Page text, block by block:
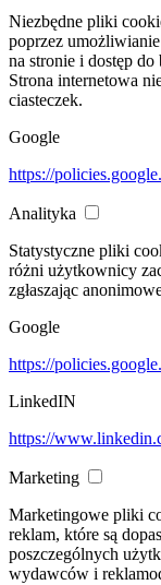
Niezbędne pliki
poprzez
na stronie i dostęp
Strona internetowa
ciasteczek.
Google
https://
Analityka
Statystyczne pliki
różni użytkownicy
zgłaszając
Google
https://
LinkedIN
https://
Marketing
Marketingowe pliki
reklam, które są
poszczególnych
wydawców i